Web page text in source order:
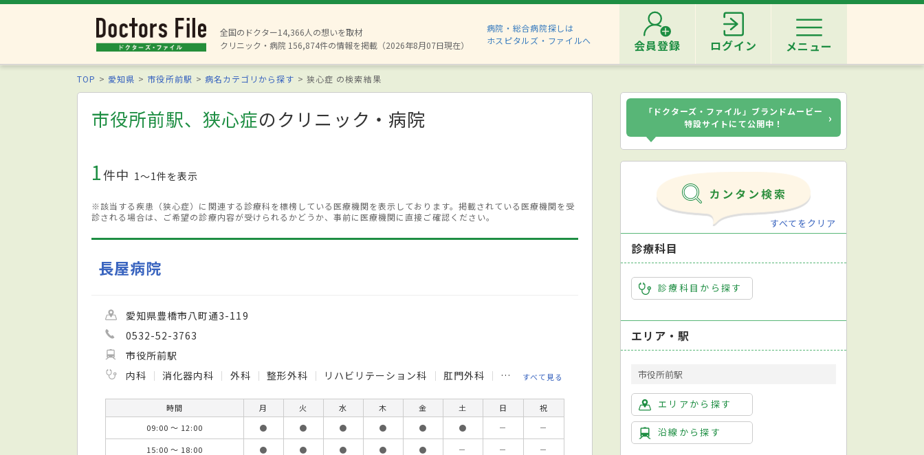
全国のドクター14,366人の想いを取材
クリニック・病院 156,874件の情報を掲載（2026年8月07日現在）
病院・総合病院探しは
ホスピタルズ・ファイルへ
会員登録 ログイン メニュー
TOP 愛知県 市役所前駅 病名カテゴリから探す 狭心症 の検索結果
市役所前駅、狭心症のクリニック・病院
1件中 1〜1件を表示
※該当する疾患（狭心症）に関連する診療科を標榜している医療機関を表示しております。掲載されている医療機関を受
診される場合は、ご希望の診療内容が受けられるかどうか、事前に医療機関に直接ご確認ください。
長屋病院
愛知県豊橋市八町通3-119
0532-52-3763
市役所前駅
内科
消化器内科 外科 整形外科 リハビリテーション科 肛門外科 小児外科 糖尿病内科 老年内科 皮膚科
すべて見る
時間 月 火 水 木 金 土 日
祝
09:00 ～ 12:00
● ● ● ● ● ● －
－
15:00 ～ 18:00
● ● ● ● ● － － －
「ドクターズ・ファイル」ブランドムービー
特設サイトにて公開中！
›
すべてをクリア
診療科目
診療科目から探す
エリア・駅
市役所前駅
エリアから探す
沿線から探す